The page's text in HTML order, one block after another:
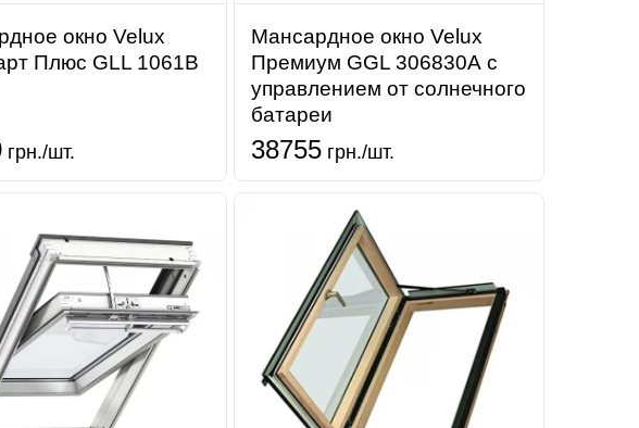
окно Velux
Плюс GLL 1061B
грн./шт.
Мансардное окно Velux
Премиум GGL 306830А с
управлением от солнечного
батареи
38755грн./шт.